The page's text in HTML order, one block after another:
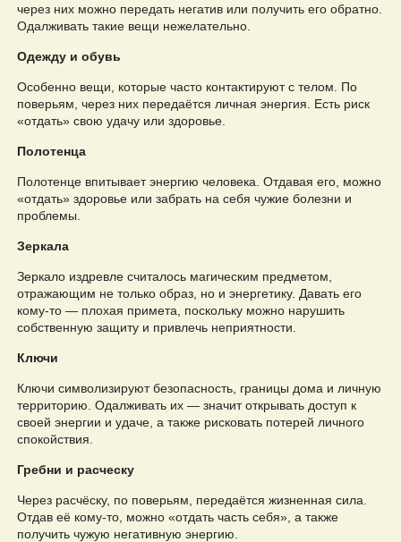
через них можно передать негатив или получить его обратно.
Одалживать такие вещи нежелательно.
Одежду и обувь
Особенно вещи, которые часто контактируют с телом. По
поверьям, через них передаётся личная энергия. Есть риск
«отдать» свою удачу или здоровье.
Полотенца
Полотенце впитывает энергию человека. Отдавая его, можно
«отдать» здоровье или забрать на себя чужие болезни и
проблемы.
Зеркала
Зеркало издревле считалось магическим предметом,
отражающим не только образ, но и энергетику. Давать его
кому-то — плохая примета, поскольку можно нарушить
собственную защиту и привлечь неприятности.
Ключи
Ключи символизируют безопасность, границы дома и личную
территорию. Одалживать их — значит открывать доступ к
своей энергии и удаче, а также рисковать потерей личного
спокойствия.
Гребни и расческу
Через расчёску, по поверьям, передаётся жизненная сила.
Отдав её кому-то, можно «отдать часть себя», а также
получить чужую негативную энергию.